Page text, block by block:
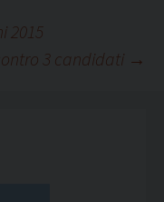
2015
3 candidati →